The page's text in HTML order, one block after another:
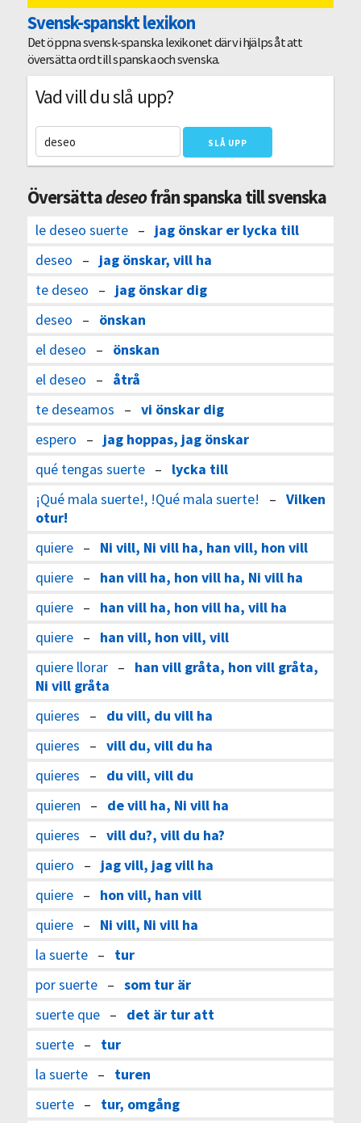
Svensk-spanskt lexikon
Det öppna svensk-spanska lexikonet där vi hjälps åt att
översätta ord till spanska och svenska.
Vad vill du slå upp?
Översättadeseofrån spanska till svenska
le deseo suerte– jag önskar er lycka till
deseo – jag önskar, vill ha
te deseo – jag önskar dig
deseo – önskan
el deseo – önskan
el deseo – åtrå
te deseamos – vi önskar dig
espero – jag hoppas, jag önskar
qué tengas suerte– lycka till
¡Qué mala suerte!, !Qué mala suerte! – Vilken
otur!
quiere– Ni vill, Ni vill ha, han vill, hon vill
quiere– han vill ha, hon vill ha, Ni vill ha
quiere– han vill ha, hon vill ha, vill ha
quiere– han vill, hon vill, vill
quiere llorar– han vill gråta, hon vill gråta,
Ni vill gråta
quieres – du vill, du vill ha
quieres – vill du, vill du ha
quieres – du vill, vill du
quieren – de vill ha, Ni vill ha
quieres – vill du?, vill du ha?
quiero – jag vill, jag vill ha
quiere– hon vill, han vill
quiere– Ni vill, Ni vill ha
la suerte– tur
por suerte– som tur är
suerte que– det är tur att
suerte– tur
la suerte– turen
suerte– tur, omgång